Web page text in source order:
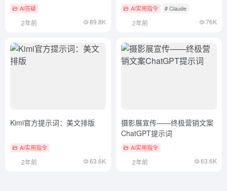
AI答疑
2年前 89.8K
AI实用指令 # Claude
2年前 76K
Kimi官方提示词：美文排版
AI实用指令
2年前 63.6K
摄影展宣传——终极营销文案
ChatGPT提示词
AI实用指令
2年前 63.6K